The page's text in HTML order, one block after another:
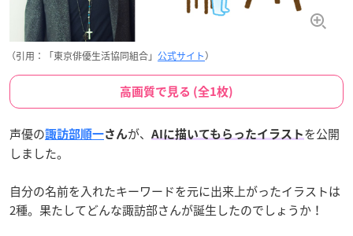
（引用：「東京俳優生活協同組合」 公式サイト）
高画質で見る (全1枚)
声優の諏訪部順一さんが、 AIに描いてもらったイラスト を公開
しました。
自分の名前を入れたキーワードを元に出来上がったイラストは
2種。果たしてどんな諏訪部さんが誕生したのでしょうか！